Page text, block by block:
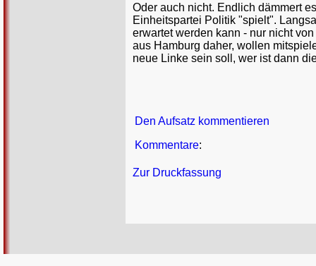
Oder auch nicht. Endlich dämmert
Einheitspartei Politik "spielt".
erwartet werden kann - nur nicht
aus Hamburg daher, wollen
neue Linke sein soll, wer ist dann
Den Aufsatz kommentieren
Kommentare:
Zur Druckfassung